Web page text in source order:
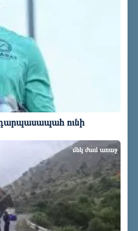
ունի
մեկ ժամ առաջ